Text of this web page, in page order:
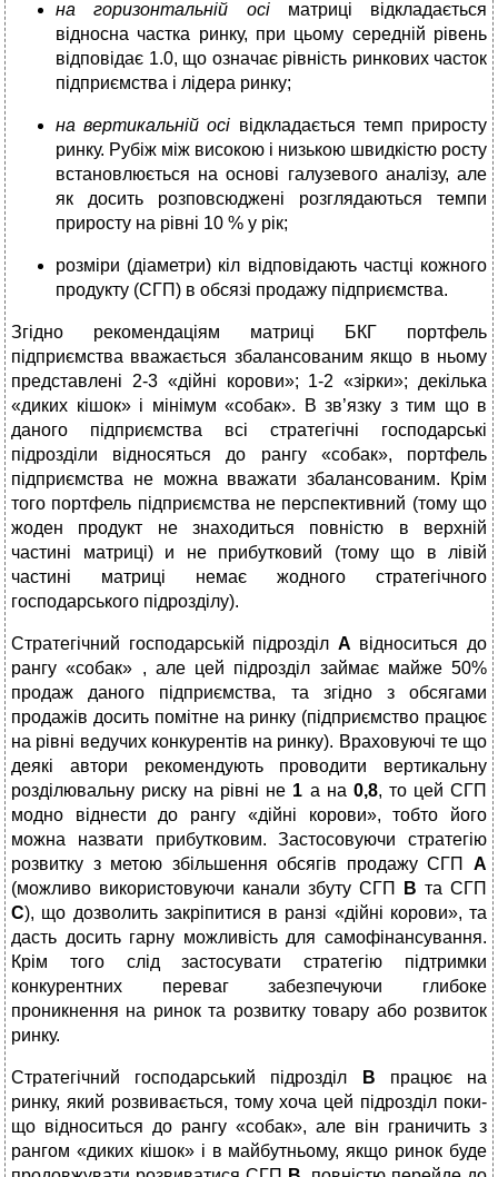
на горизонтальній осіматриці відкладається
відносна частка ринку, при цьому середній рівень
відповідає 1.0, що означає рівність ринкових часток
підприємства і лідера ринку;
на вертикальній осі відкладається темп приросту
ринку. Рубіж між високою і низькою швидкістю росту
встановлюється на основі галузевого аналізу, але
як досить розповсюджені розглядаються темпи
приросту на рівні 10 % у рік;
розміри (діаметри) кіл відповідають частці кожного
продукту (СГП) в обсязі продажу підприємства.
Згідно рекомендаціям матриці БКГ портфель
підприємства вважається збалансованим якщо в ньому
представлені 2-3 «дійні корови»; 1-2 «зірки»; декілька
«диких кішок» і мінімум «собак». В зв’язку з тим що в
даного підприємства всі стратегічні господарські
підрозділи відносяться до рангу «собак», портфель
підприємства не можна вважати збалансованим. Крім
того портфель підприємства не перспективний (тому що
жоден продукт не знаходиться повністю в верхній
частині матриці) и не прибутковий (тому що в лівій
частині матриці немає жодного стратегічного
господарського підрозділу).
Стратегічний господарській підрозділ А відноситься до
рангу «собак» , але цей підрозділ займає майже 50%
продаж даного підприємства, та згідно з обсягами
продажів досить помітне на ринку (підприємство працює
на рівні ведучих конкурентів на ринку). Враховуючі те що
деякі автори рекомендують проводити вертикальну
розділювальну риску на рівні не 1 а на 0,8, то цей СГП
модно віднести до рангу «дійні корови», тобто його
можна назвати прибутковим. Застосовуючи стратегію
розвитку з метою збільшення обсягів продажу СГП А
(можливо використовуючи канали збуту СГП
В та СГП
С), що дозволить закріпитися в ранзі «дійні корови», та
дасть досить гарну можливість для самофінансування.
Крім того слід застосувати стратегію підтримки
конкурентних переваг забезпечуючи глибоке
проникнення на ринок та розвитку товару або розвиток
ринку.
Стратегічний господарський підрозділ В працює на
ринку, який розвивається, тому хоча цей підрозділ поки-
що відноситься до рангу «собак», але він граничить з
рангом «диких кішок» і в майбутньому, якщо ринок буде